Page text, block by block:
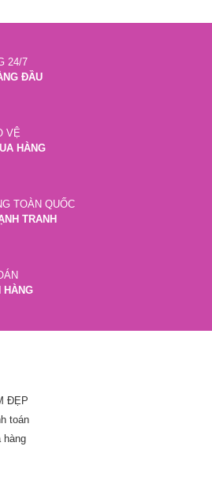
24/7
ĐẦU
VỆ
HÀNG
TOÀN QUỐC
TRANH
HÀNG
ĐẸP
toán
hàng